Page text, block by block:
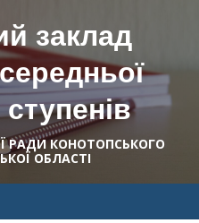
заклад
ступенів
РАДИ КОНОТОПСЬКОГО
ОБЛАСТІ